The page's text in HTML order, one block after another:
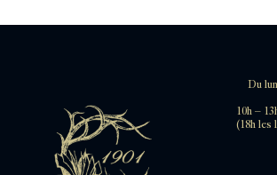
Du
10h –
(18h les